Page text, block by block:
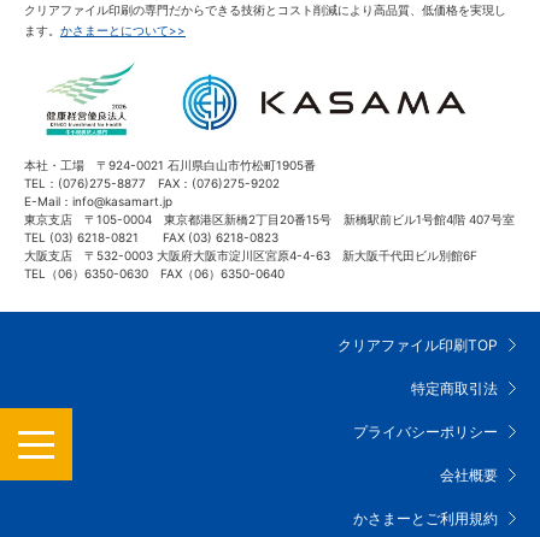
クリアファイル印刷の専門だからできる技術とコスト削減により高品質、低価格を実現し
ます。 かさまーとについて>>
本社・工場 〒924-0021 石川県白山市竹松町1905番
TEL：(076)275-8877 FAX：(076)275-9202
E-Mail：info@kasamart.jp
東京支店 〒105-0004 東京都港区新橋2丁目20番15号 新橋駅前ビル1号館4階 407号室
TEL (03) 6218-0821 FAX (03) 6218-0823
大阪支店 〒532-0003 大阪府大阪市淀川区宮原4-4-63 新大阪千代田ビル別館6F
TEL（06）6350-0630 FAX（06）6350-0640
クリアファイル印刷TOP
特定商取引法
プライバシーポリシー
会社概要
かさまーとご利用規約